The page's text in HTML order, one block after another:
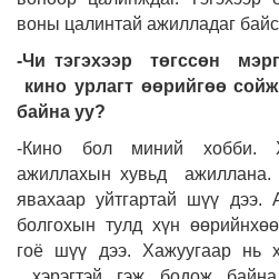
воны цалинтай ажилладаг
-Чи тэгэхээр төгссөн
кино урлагт өөрийгөө
байна уу?
-Кино бол миний хобби.
ажиллахын хувьд ажиллана.
явахаар уйтгартай шүү дээ.
болгохын тулд хүн
гоё шүү дээ. Хажуугаар нь